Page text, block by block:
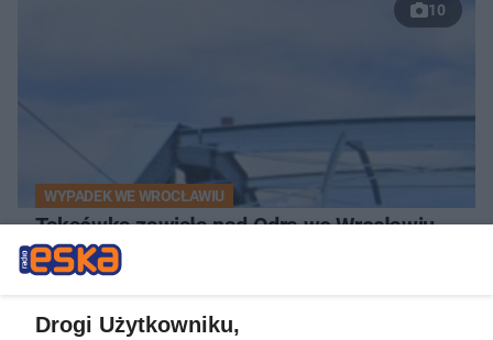
10
WYPADEK WE WROCŁAWIU
Taksówka zawisła nad Odrą we Wrocławiu.
Pojazd z pasażerami o mało nie runął do
Drogi Użytkowniku,